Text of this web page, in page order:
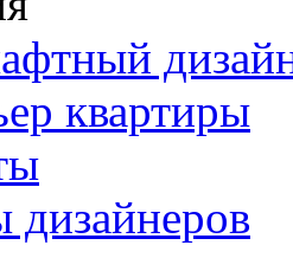
квартиры
дизайнеров